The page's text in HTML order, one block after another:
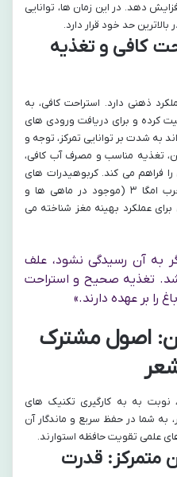
دهد. در این زمان ها، توانایی
بالاترین حد خود قرار دارد.
کافی و تغذیه
ذهنی دارد. استراحت کافی، به
کرده و برای دریافت ورودی های
به شدت بر توانایی تمرکز، توجه و
تغذیه مناسب و مصرف آب کافی،
را فراهم می کند. کربوهیدرات های
پیچیده، پروتئین ها و اسیدهای چرب امگا ۳ (موجود در ماهی ها و
عملکرد بهینه مغز شناخته می
به آن رسیدگی نشود، علف
تغذیه صحیح و استراحت
را بر عهده دارند.»
اصول مشترک
به به کارگیری تکنیک های
به شما در حفظ سریع و ماندگار آن
علمی تقویت حافظه استوارند.
متمرکز: قدرت